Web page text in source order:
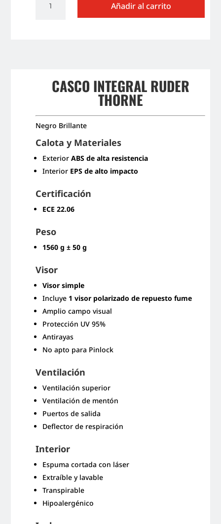
INTEGRAL
Añadir al carrito
CASCO INTEGRAL RUDER
THORNE
Negro Brillante
Calota y Materiales
ExteriorABS de alta resistencia
Interior EPS de alto impacto
Certificación
ECE 22.06
Peso
1560 g ± 50 g
Visor
Visor simple
Incluye 1 visor polarizado de repuesto fume
Amplio campo visual
Protección UV 95%
Antirayas
No apto para Pinlock
Ventilación
Ventilación superior
Ventilación de mentón
Puertos de salida
Deflector de respiración
Interior
Espuma cortada con láser
Extraíble y lavable
Transpirable
Hipoalergénico